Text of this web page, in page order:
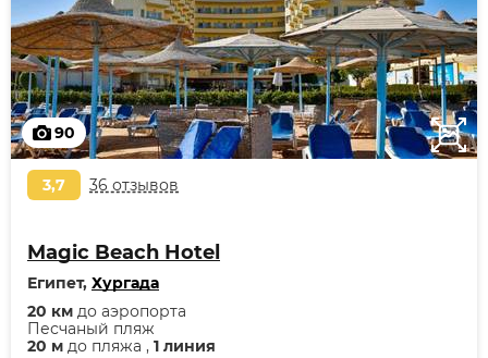
90
3,7 36 отзывов
Magic Beach Hotel
Египет, Хургада
20 м до пляжа , 1 линия
Песчаный пляж
20 км до аэропорта